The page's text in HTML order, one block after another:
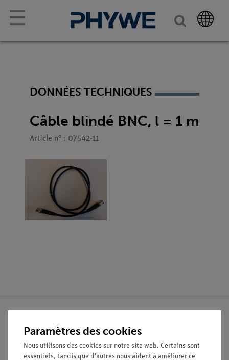
☰
DONNÉES TECHNIQUES
Câble blindé BNC, l = 1 m
Article n° : 07542-11
Nach oben
Paramètres des cookies
Nous utilisons des cookies sur notre site web. Certains sont
essentiels, tandis que d'autres nous aident à améliorer ce